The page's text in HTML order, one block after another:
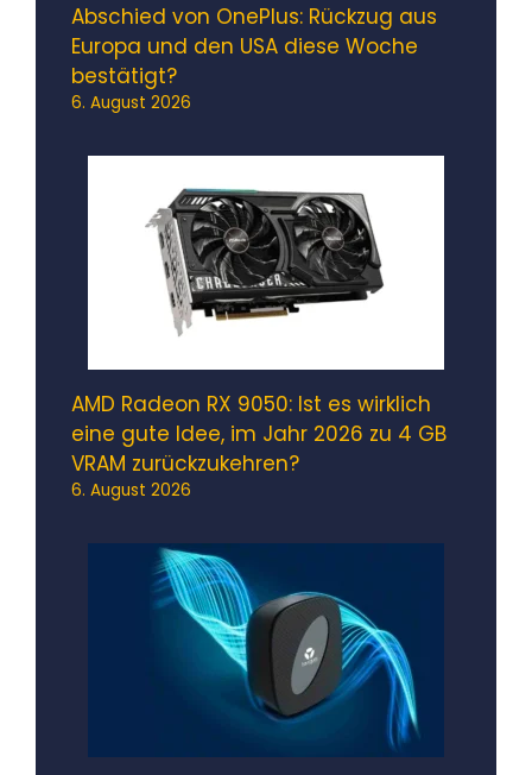
Abschied von OnePlus: Rückzug aus
Europa und den USA diese Woche
bestätigt?
6. August 2026
AMD Radeon RX 9050: Ist es wirklich
eine gute Idee, im Jahr 2026 zu 4 GB
VRAM zurückzukehren?
6. August 2026